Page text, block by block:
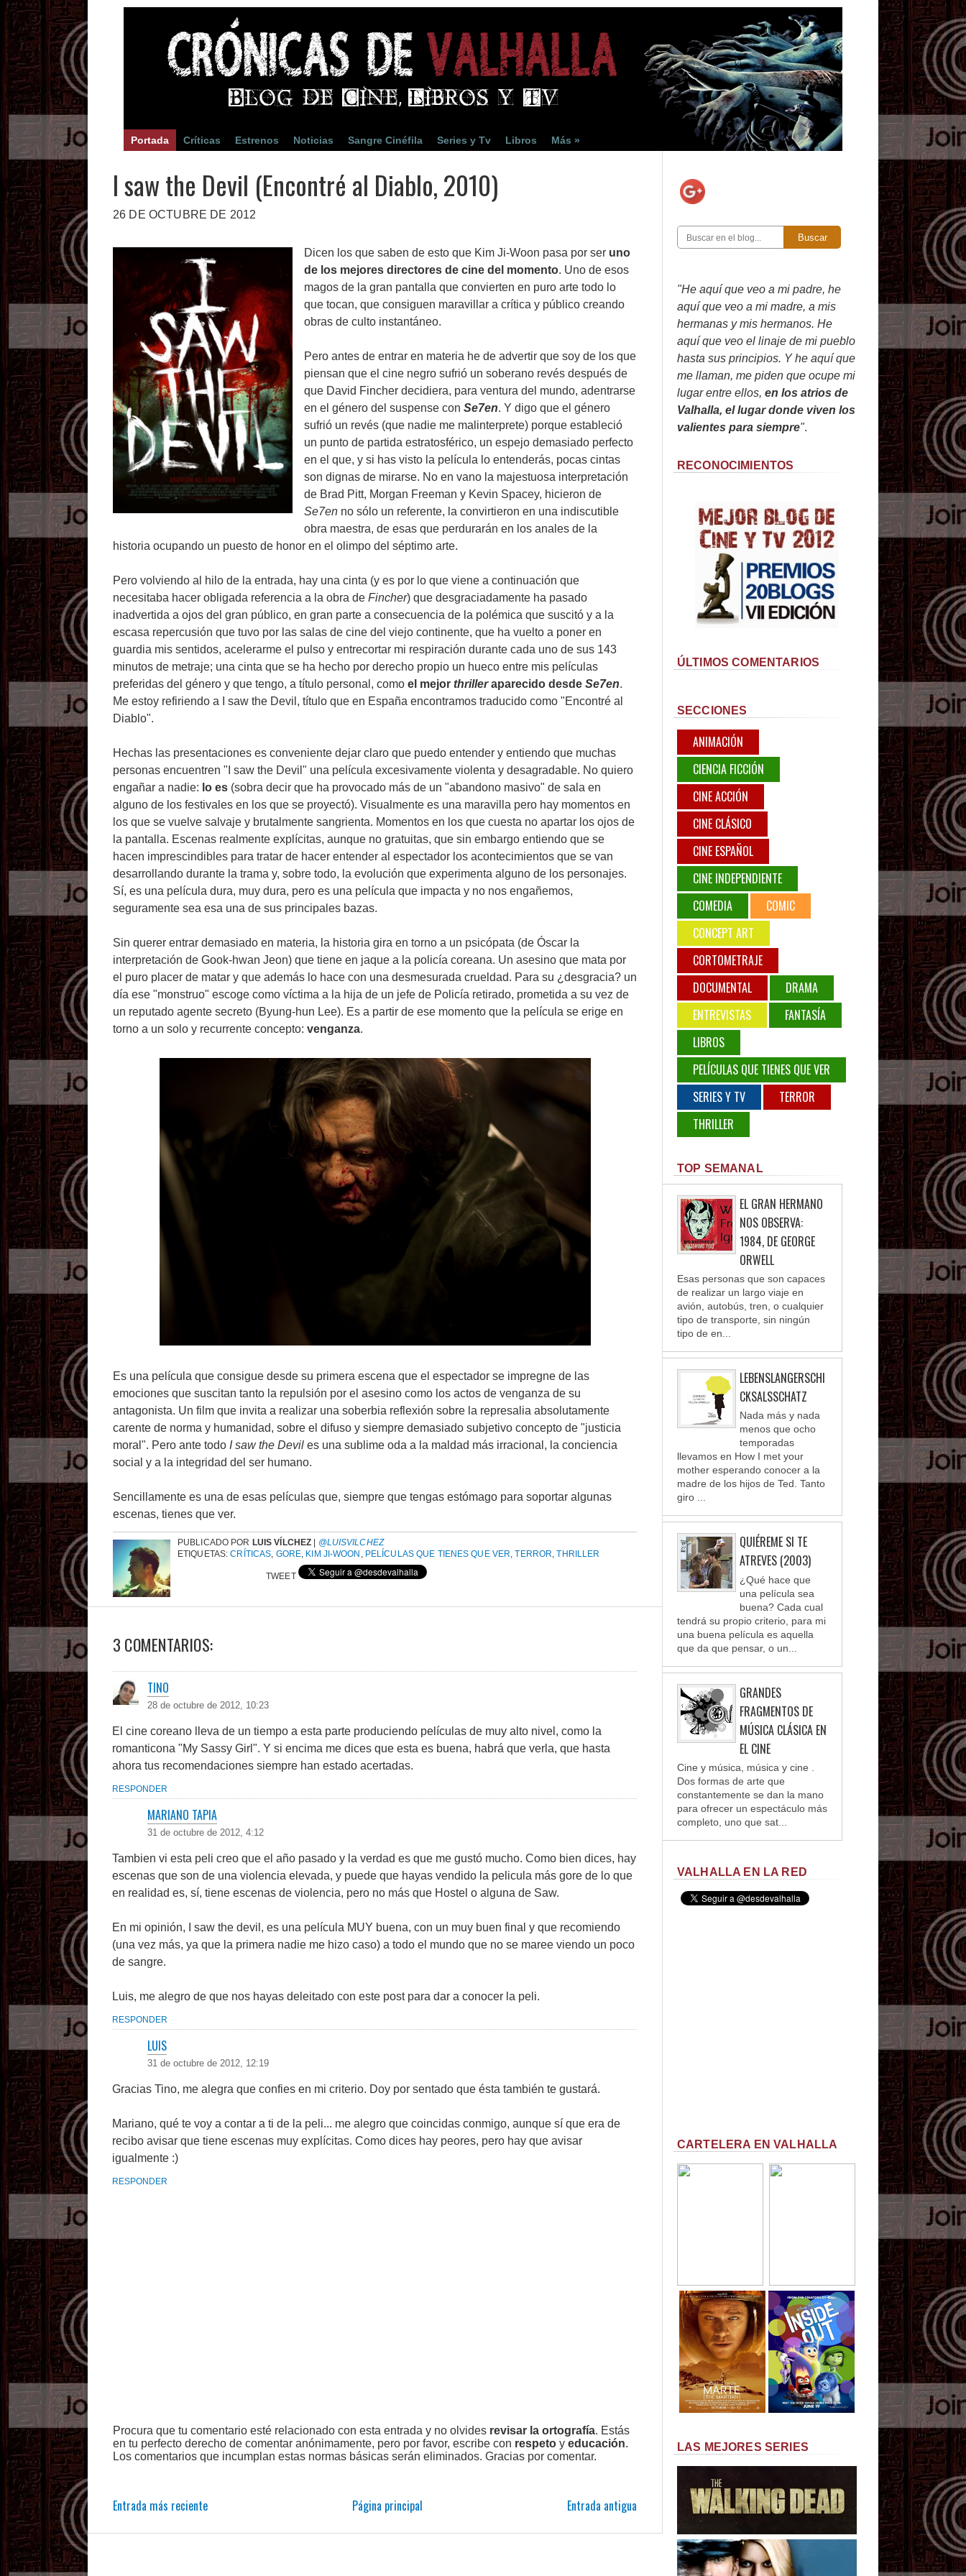
Portada Críticas Estrenos Noticias Sangre Cinéfila Series y Tv Libros Más »
I saw the Devil (Encontré al Diablo, 2010)
26 DE OCTUBRE DE 2012
Dicen los que saben de esto que Kim Ji-Woon pasa por ser uno
de los mejores directores de cine del momento. Uno de esos
magos de la gran pantalla que convierten en puro arte todo lo
que tocan, que consiguen maravillar a crítica y público creando
obras de culto instantáneo.
Pero antes de entrar en materia he de advertir que soy de los que
piensan que el cine negro sufrió un soberano revés después de
que David Fincher decidiera, para ventura del mundo, adentrarse
en el género del suspense con Se7en. Y digo que el género
sufrió un revés (que nadie me malinterprete) porque estableció
un punto de partida estratosférico, un espejo demasiado perfecto
en el que, y si has visto la película lo entenderás, pocas cintas
son dignas de mirarse. No en vano la majestuosa interpretación
de Brad Pitt, Morgan Freeman y Kevin Spacey, hicieron de
Se7en no sólo un referente, la convirtieron en una indiscutible
obra maestra, de esas que perdurarán en los anales de la
historia ocupando un puesto de honor en el olimpo del séptimo arte.
Pero volviendo al hilo de la entrada, hay una cinta (y es por lo que viene a continuación que
necesitaba hacer obligada referencia a la obra de Fincher) que desgraciadamente ha pasado
inadvertida a ojos del gran público, en gran parte a consecuencia de la polémica que suscitó y a la
escasa repercusión que tuvo por las salas de cine del viejo continente, que ha vuelto a poner en
guardia mis sentidos, acelerarme el pulso y entrecortar mi respiración durante cada uno de sus 143
minutos de metraje; una cinta que se ha hecho por derecho propio un hueco entre mis películas
preferidas del género y que tengo, a título personal, como el mejor thrilleraparecido desde Se7en.
Me estoy refiriendo a I saw the Devil, título que en España encontramos traducido como "Encontré al
Diablo".
Hechas las presentaciones es conveniente dejar claro que puedo entender y entiendo que muchas
personas encuentren "I saw the Devil" una película excesivamente violenta y desagradable. No quiero
engañar a nadie: lo es (sobra decir que ha provocado más de un "abandono masivo" de sala en
alguno de los festivales en los que se proyectó). Visualmente es una maravilla pero hay momentos en
los que se vuelve salvaje y brutalmente sangrienta. Momentos en los que cuesta no apartar los ojos de
la pantalla. Escenas realmente explícitas, aunque no gratuitas, que sin embargo entiendo que se
hacen imprescindibles para tratar de hacer entender al espectador los acontecimientos que se van
desarrollando durante la trama y, sobre todo, la evolución que experimenta alguno de los personajes.
Sí, es una película dura, muy dura, pero es una película que impacta y no nos engañemos,
seguramente sea esa una de sus principales bazas.
Sin querer entrar demasiado en materia, la historia gira en torno a un psicópata (de Óscar la
interpretación de Gook-hwan Jeon) que tiene en jaque a la policía coreana. Un asesino que mata por
el puro placer de matar y que además lo hace con una desmesurada crueldad. Para su ¿desgracia? un
día ese "monstruo" escoge como víctima a la hija de un jefe de Policía retirado, prometida a su vez de
un reputado agente secreto (Byung-hun Lee). Es a partir de ese momento que la película se erige en
torno a un solo y recurrente concepto: venganza.
Es una película que consigue desde su primera escena que el espectador se impregne de las
emociones que suscitan tanto la repulsión por el asesino como los actos de venganza de su
antagonista. Un film que invita a realizar una soberbia reflexión sobre la represalia absolutamente
carente de norma y humanidad, sobre el difuso y siempre demasiado subjetivo concepto de "justicia
moral". Pero ante todo I saw the Devil es una sublime oda a la maldad más irracional, la conciencia
social y a la integridad del ser humano.
Sencillamente es una de esas películas que, siempre que tengas estómago para soportar algunas
escenas, tienes que ver.
PUBLICADO POR LUIS VÍLCHEZ
@LUISVILCHEZ
ETIQUETAS:CRÍTICAS, GORE, KIM JI-WOON , PELÍCULAS QUE TIENES QUE VER,TERROR,THRILLER
TWEET
3 COMENTARIOS:
TINO
28 de octubre de 2012, 10:23
El cine coreano lleva de un tiempo a esta parte produciendo películas de muy alto nivel, como la
romanticona "My Sassy Girl". Y si encima me dices que esta es buena, habrá que verla, que hasta
ahora tus recomendaciones siempre han estado acertadas.
RESPONDER
MARIANO TAPIA
31 de octubre de 2012, 4:12
Tambien vi esta peli creo que el año pasado y la verdad es que me gustó mucho. Como bien dices, hay
escenas que son de una violencia elevada, y puede que hayas vendido la pelicula más gore de lo que
en realidad es, sí, tiene escenas de violencia, pero no más que Hostel o alguna de Saw.
En mi opinión, I saw the devil, es una película MUY buena, con un muy buen final y que recomiendo
(una vez más, ya que la primera nadie me hizo caso) a todo el mundo que no se maree viendo un poco
de sangre.
Luis, me alegro de que nos hayas deleitado con este post para dar a conocer la peli.
RESPONDER
LUIS
31 de octubre de 2012, 12:19
Gracias Tino, me alegra que confies en mi criterio. Doy por sentado que ésta también te gustará.
Mariano, qué te voy a contar a ti de la peli... me alegro que coincidas conmigo, aunque sí que era de
recibo avisar que tiene escenas muy explícitas. Como dices hay peores, pero hay que avisar
igualmente :)
RESPONDER
Procura que tu comentario esté relacionado con esta entrada y no olvides revisar la ortografía. Estás
en tu perfecto derecho de comentar anónimamente, pero por favor, escribe con respeto y educación.
Los comentarios que incumplan estas normas básicas serán eliminados. Gracias por comentar.
Entrada más reciente Entrada antigua
Página principal
Buscar
"He aquí que veo a mi padre, he
aquí que veo a mi madre, a mis
hermanas y mis hermanos. He
aquí que veo el linaje de mi pueblo
hasta sus principios. Y he aquí que
me llaman, me piden que ocupe mi
lugar entre ellos, en los atrios de
Valhalla, el lugar donde viven los
valientes para siempre".
RECONOCIMIENTOS
ÚLTIMOS COMENTARIOS
SECCIONES
ANIMACIÓN
CIENCIA FICCIÓN
CINE ACCIÓN
CINE CLÁSICO
CINE ESPAÑOL
CINE INDEPENDIENTE
COMEDIA
COMIC
CONCEPT ART
CORTOMETRAJE
DOCUMENTAL
DRAMA
ENTREVISTAS
FANTASÍA
LIBROS
PELÍCULAS QUE TIENES QUE VER
SERIES Y TV
TERROR
THRILLER
TOP SEMANAL
EL GRAN HERMANO
NOS OBSERVA:
1984, DE GEORGE
ORWELL
Esas personas que son capaces
de realizar un largo viaje en
avión, autobús, tren, o cualquier
tipo de transporte, sin ningún
tipo de en...
LEBENSLANGERSCHI
CKSALSSCHATZ
Nada más y nada
menos que ocho
temporadas
llevamos en How I met your
mother esperando conocer a la
madre de los hijos de Ted. Tanto
giro ...
QUIÉREME SI TE
ATREVES (2003)
¿Qué hace que
una película sea
buena? Cada cual
tendrá su propio criterio, para mi
una buena película es aquella
que da que pensar, o un...
GRANDES
FRAGMENTOS DE
MÚSICA CLÁSICA EN
EL CINE
Cine y música, música y cine .
Dos formas de arte que
constantemente se dan la mano
para ofrecer un espectáculo más
completo, uno que sat...
VALHALLA EN LA RED
CARTELERA EN VALHALLA
LAS MEJORES SERIES